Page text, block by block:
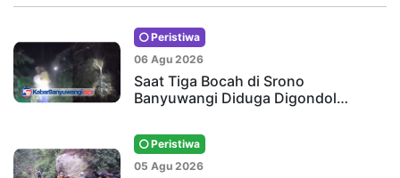
Peristiwa
06 Agu 2026
Saat Tiga Bocah di Srono
Banyuwangi Diduga Digondol…
Peristiwa
05 Agu 2026